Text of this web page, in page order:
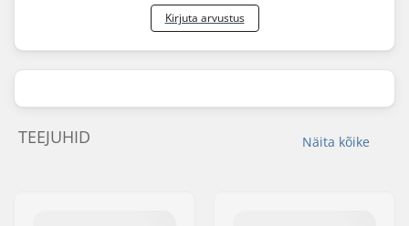
Kirjuta arvustus
Näita kõike
TEEJUHID